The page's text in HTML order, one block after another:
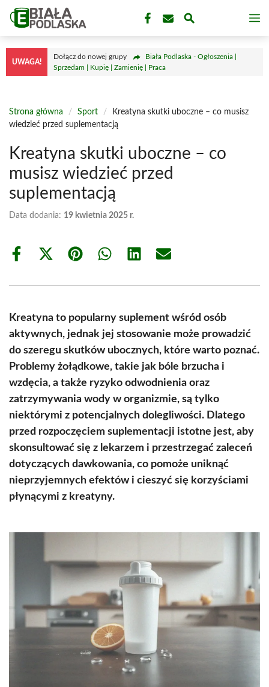
Przejdź
treści
UWAGA!
Dołącz do nowej grupy
Biała Podlaska - Ogłoszenia |
Sprzedam | Kupię | Zamienię | Praca
Strona główna / Sport /
Kreatyna skutki uboczne – co musisz
wiedzieć przed suplementacją
Kreatyna skutki uboczne – co
musisz wiedzieć przed
suplementacją
Data dodania: 19 kwietnia 2025 r.
Share
Share
(Twitter)
Share Share Share Share
Kreatyna to popularny suplement wśród osób
aktywnych, jednak jej stosowanie może prowadzić
do szeregu skutków ubocznych, które warto poznać.
Problemy żołądkowe, takie jak bóle brzucha i
wzdęcia, a także ryzyko odwodnienia oraz
zatrzymywania wody w organizmie, są tylko
niektórymi z potencjalnych dolegliwości. Dlatego
przed rozpoczęciem suplementacji istotne jest, aby
skonsultować się z lekarzem i przestrzegać zaleceń
dotyczących dawkowania, co pomoże uniknąć
nieprzyjemnych efektów i cieszyć się korzyściami
płynącymi z kreatyny.